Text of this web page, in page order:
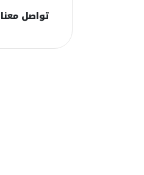
تواصل معنا